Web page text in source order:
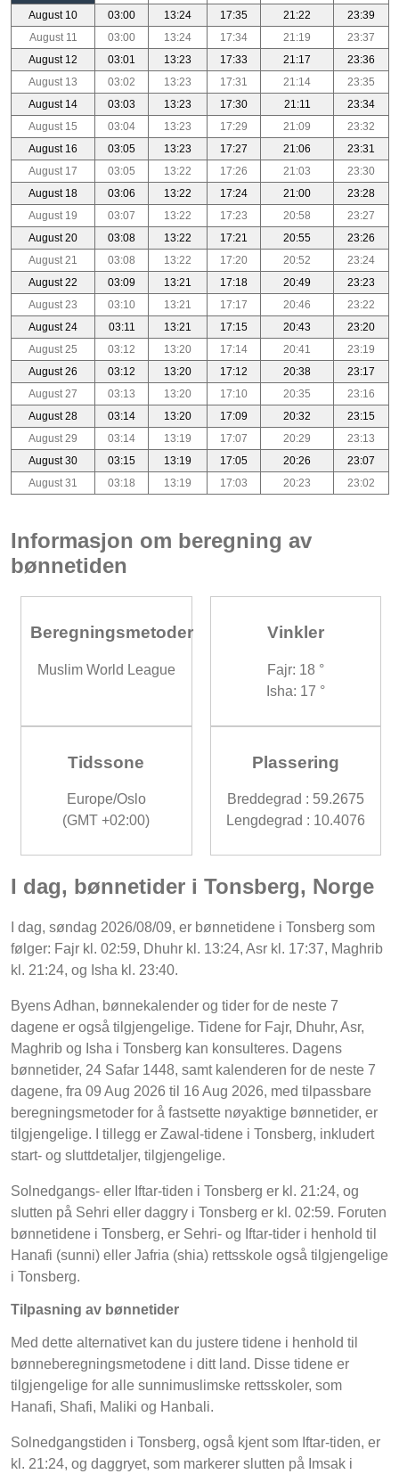
August 10
03:00 13:24 17:35 21:22
23:39
August 11
03:00 13:24 17:34 21:19
23:37
August 12
03:01 13:23 17:33 21:17
23:36
August 13
03:02 13:23 17:31 21:14
23:35
August 14
03:03 13:23 17:30 21:11
23:34
August 15
03:04 13:23 17:29 21:09
23:32
August 16
03:05 13:23 17:27 21:06
23:31
August 17
03:05 13:22 17:26 21:03
23:30
August 18
03:06 13:22 17:24 21:00
23:28
August 19
03:07 13:22 17:23 20:58
23:27
August 20
03:08 13:22 17:21 20:55
23:26
August 21
03:08 13:22 17:20 20:52
23:24
August 22
03:09 13:21 17:18 20:49
23:23
August 23
03:10 13:21 17:17 20:46
23:22
August 24
03:11 13:21 17:15 20:43
23:20
August 25
03:12 13:20 17:14 20:41
23:19
August 26
03:12 13:20 17:12 20:38
23:17
August 27
03:13 13:20 17:10 20:35
23:16
August 28
03:14 13:20 17:09 20:32
23:15
August 29
03:14 13:19 17:07 20:29
23:13
August 30
03:15 13:19 17:05 20:26
23:07
August 31
03:18 13:19 17:03 20:23 23:02
Informasjon om beregning av
bønnetiden
Beregningsmetoder
Muslim World League
Vinkler
Fajr: 18 °
Isha: 17 °
Tidssone
Europe/Oslo
(GMT +02:00)
Plassering
Breddegrad : 59.2675
Lengdegrad : 10.4076
I dag, bønnetider i Tonsberg, Norge
I dag, søndag 2026/08/09, er bønnetidene i Tonsberg som
følger: Fajr kl. 02:59, Dhuhr kl. 13:24, Asr kl. 17:37, Maghrib
kl. 21:24, og Isha kl. 23:40.
Byens Adhan, bønnekalender og tider for de neste 7
dagene er også tilgjengelige. Tidene for Fajr, Dhuhr, Asr,
Maghrib og Isha i Tonsberg kan konsulteres. Dagens
bønnetider, 24 Safar 1448, samt kalenderen for de neste 7
dagene, fra 09 Aug 2026 til 16 Aug 2026, med tilpassbare
beregningsmetoder for å fastsette nøyaktige bønnetider, er
tilgjengelige. I tillegg er Zawal-tidene i Tonsberg, inkludert
start- og sluttdetaljer, tilgjengelige.
Solnedgangs- eller Iftar-tiden i Tonsberg er kl. 21:24, og
slutten på Sehri eller daggry i Tonsberg er kl. 02:59. Foruten
bønnetidene i Tonsberg, er Sehri- og Iftar-tider i henhold til
Hanafi (sunni) eller Jafria (shia) rettsskole også tilgjengelige
i Tonsberg.
Tilpasning av bønnetider
Med dette alternativet kan du justere tidene i henhold til
bønneberegningsmetodene i ditt land. Disse tidene er
tilgjengelige for alle sunnimuslimske rettsskoler, som
Hanafi, Shafi, Maliki og Hanbali.
Solnedgangstiden i Tonsberg, også kjent som Iftar-tiden, er
kl. 21:24, og daggryet, som markerer slutten på Imsak i